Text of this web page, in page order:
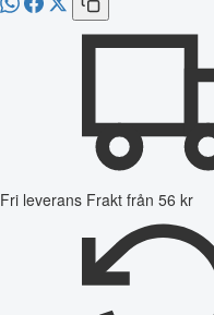
Fri leverans Frakt från 56 kr